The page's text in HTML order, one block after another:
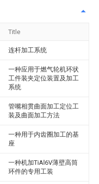
Title
连杆加工系统
一种应用于燃气轮机环状
工件装夹定位装置及加工
系统
管嘴相贯曲面加工定位工
装及曲面加工方法
一种用于内齿圈加工的基
座
一种机加TiAl6V薄壁高筒
环件的专用工装